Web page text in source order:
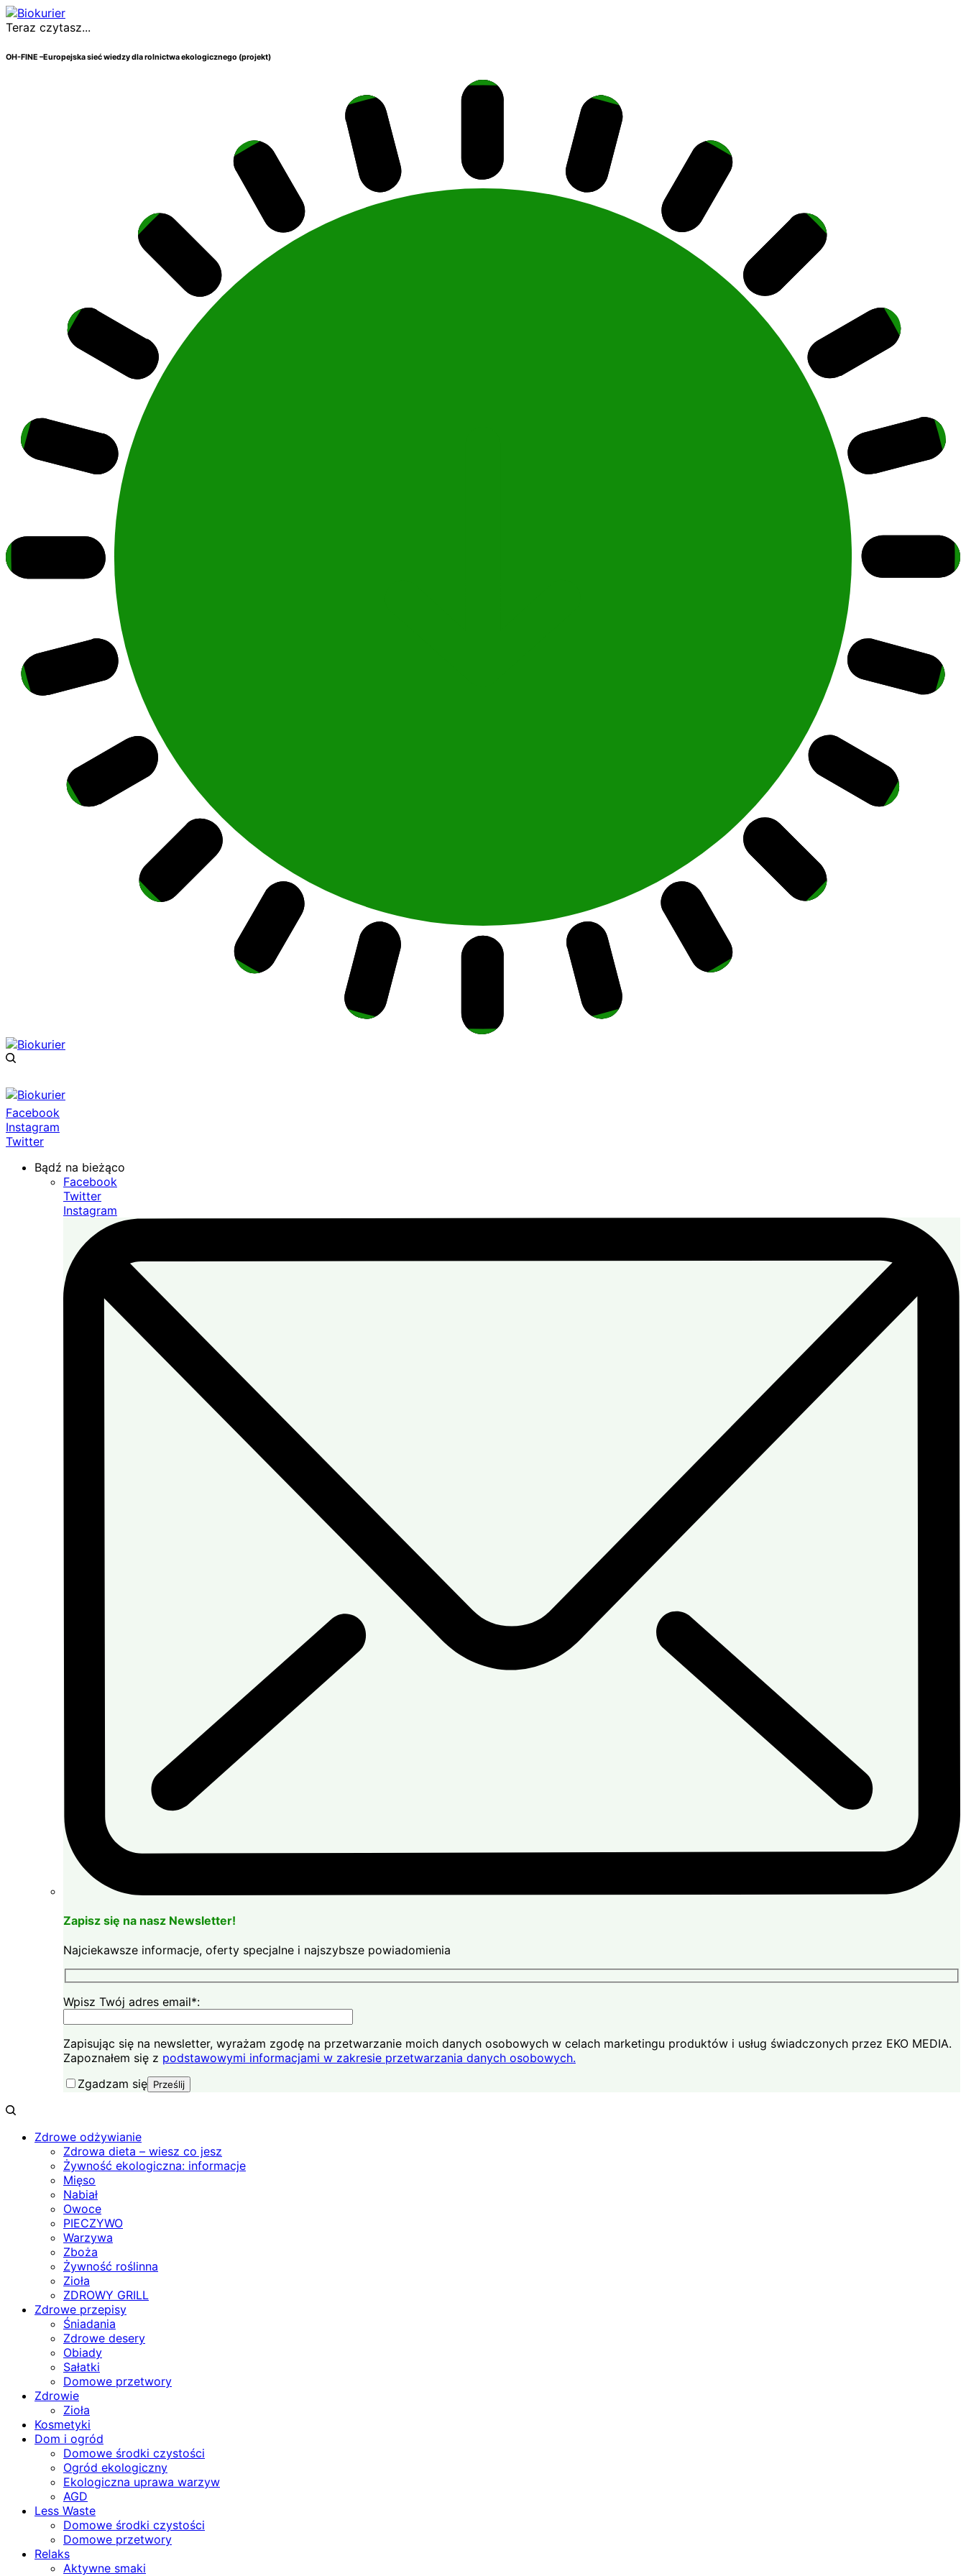
Teraz czytasz...
OH-FINE –Europejska sieć wiedzy dla rolnictwa ekologicznego (projekt)
Facebook
Instagram
Twitter
Bądź na bieżąco
Facebook
Twitter
Instagram
Zapisz się na nasz Newsletter!
Najciekawsze informacje, oferty specjalne i najszybsze powiadomienia
Wpisz Twój adres email*:
Zapisując się na newsletter, wyrażam zgodę na przetwarzanie moich danych osobowych w celach marketingu produktów i usług świadczonych przez EKO MEDIA.
Zapoznałem się z podstawowymi informacjami w zakresie przetwarzania danych osobowych.
Zgadzam się
Zdrowe odżywianie
Zdrowa dieta – wiesz co jesz
Żywność ekologiczna: informacje
Mięso
Nabiał
Owoce
PIECZYWO
Warzywa
Zboża
Żywność roślinna
Zioła
ZDROWY GRILL
Zdrowe przepisy
Śniadania
Zdrowe desery
Obiady
Sałatki
Domowe przetwory
Zdrowie
Zioła
Kosmetyki
Dom i ogród
Domowe środki czystości
Ogród ekologiczny
Ekologiczna uprawa warzyw
AGD
Less Waste
Domowe środki czystości
Domowe przetwory
Relaks
Aktywne smaki